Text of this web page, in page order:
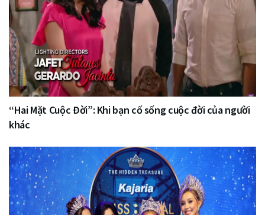
“Hai Mặt Cuộc Đời”: Khi bạn cố sống cuộc đời của người
khác